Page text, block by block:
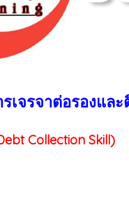
เจรจาต่อรองแล
Collection Skill)